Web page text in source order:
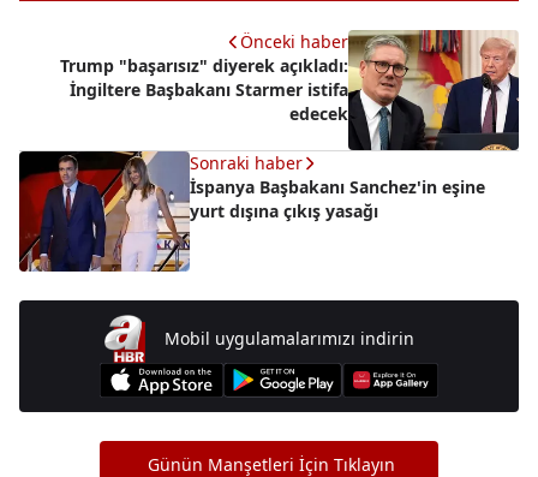
Önceki haber
Trump "başarısız" diyerek açıkladı:
İngiltere Başbakanı Starmer istifa
edecek
Sonraki haber
İspanya Başbakanı Sanchez'in eşine
yurt dışına çıkış yasağı
Mobil uygulamalarımızı indirin
Günün Manşetleri İçin Tıklayın